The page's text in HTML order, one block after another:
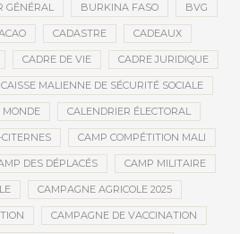
GÉNÉRAL BURKINA FASO BVG
CADASTRE CADEAUX
CADRE DE VIE CADRE JURIDIQUE
CAISSE MALIENNE DE SÉCURITÉ SOCIALE
MONDE CALENDRIER ÉLECTORAL
CAMP COMPÉTITION MALI
DES DÉPLACÉS CAMP MILITAIRE
CAMPAGNE AGRICOLE 2025
CAMPAGNE DE VACCINATION